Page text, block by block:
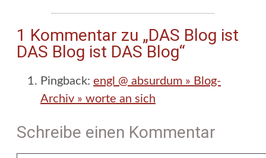
1 Kommentar zu „DAS Blog ist
DAS Blog ist DAS Blog“
Pingback: engl @ absurdum » Blog-
Archiv » worte an sich
Schreibe einen Kommentar